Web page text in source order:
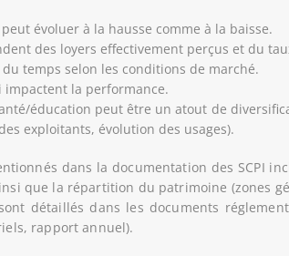
évoluer à la hausse comme à la baisse.
des loyers effectivement perçus et du
temps selon les conditions de marché.
la performance.
éducation peut être un atout de
exploitants, évolution des usages).
dans la documentation des SCPI
que la répartition du patrimoine (zones
détaillés dans les documents
rapport annuel).